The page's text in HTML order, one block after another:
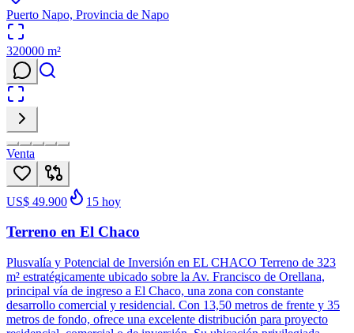
Puerto Napo, Provincia de Napo
320000 m²
Venta
US$ 49.900 15 hoy
Terreno en El Chaco
Plusvalía y Potencial de Inversión en EL CHACO Terreno de 323
m² estratégicamente ubicado sobre la Av. Francisco de Orellana,
principal vía de ingreso a El Chaco, una zona con constante
desarrollo comercial y residencial. Con 13,50 metros de frente y 35
metros de fondo, ofrece una excelente distribución para proyecto